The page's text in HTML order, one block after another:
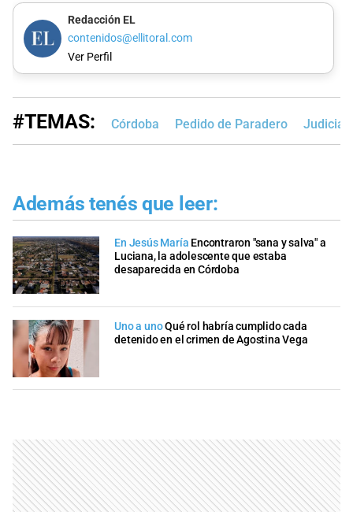
Redacción EL
contenidos@ellitoral.com
Ver Perfil
#TEMAS: Córdoba Pedido de Paradero
Además tenés que leer:
En Jesús María Encontraron "sana y salva" a
Luciana, la adolescente que estaba
desaparecida en Córdoba
Uno a unoQué rol habría cumplido cada
detenido en el crimen de Agostina Vega